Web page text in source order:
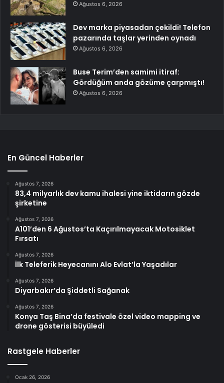
Ağustos 6, 2026
Dev marka piyasadan çekildi! Telefon
pazarında taşlar yerinden oynadı
Ağustos 6, 2026
Buse Terim’den samimi itiraf:
Gördüğüm anda gözüme çarpmıştı!
Ağustos 6, 2026
En Güncel Haberler
Ağustos 7, 2026
83,4 milyarlık dev kamu ihalesi yine iktidarın gözde
şirketine
Ağustos 7, 2026
A101’den 6 Ağustos’ta Kaçırılmayacak Motosiklet
Fırsatı
Ağustos 7, 2026
İlk Teleferik Heyecanını Alo Evlat’la Yaşadılar
Ağustos 7, 2026
Diyarbakır’da Şiddetli Sağanak
Ağustos 7, 2026
Konya Taş Bina’da festivale özel video mapping ve
drone gösterisi büyüledi
Rastgele Haberler
Ocak 26, 2026